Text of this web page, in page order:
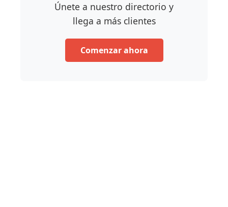
Únete a nuestro directorio y
llega a más clientes
Comenzar ahora